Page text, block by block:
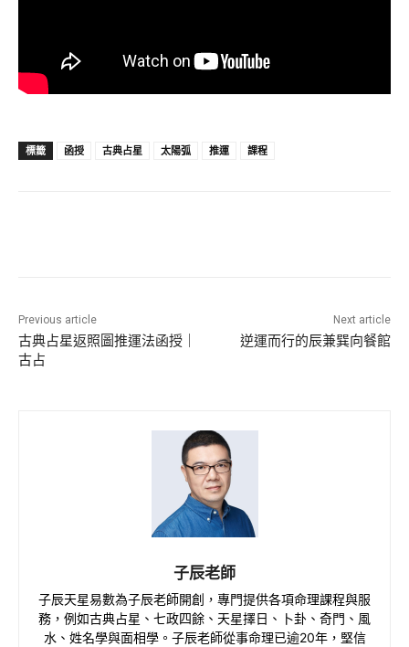
標籤 函授 古典占星 太陽弧 推運 課程
Previous article
古典占星返照圖推運法函授｜
古占
Next article
逆運而行的辰兼巽向餐館
子辰老師
子辰天星易數為子辰老師開創，專門提供各項命理課程與服
務，例如古典占星、七政四餘、天星擇日、卜卦、奇門、風
水、姓名學與面相學。子辰老師從事命理已逾20年，堅信